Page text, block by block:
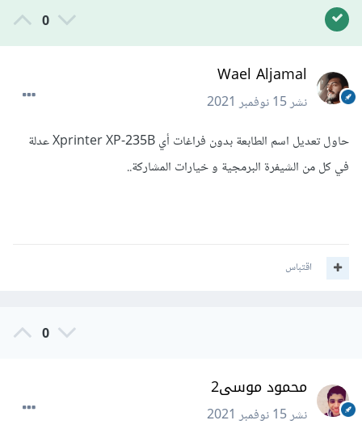
0
Wael Aljamal
نشر15 نوفمبر 2021
حاول تعديل اسم الطابعة بدون فراغات أي Xprinter XP-235B عدلة
في كل من الشيفرة البرمجية و خيارات المشاركة..
اقتباس
0
محمود موسى2
نشر15 نوفمبر 2021